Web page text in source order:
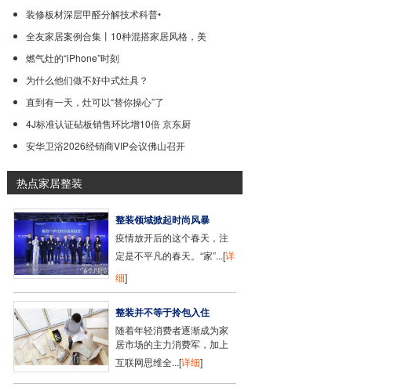
装修板材深层甲醛分解技术科普•
全友家居案例合集丨10种混搭家居风格，美
燃气灶的“iPhone”时刻
为什么他们做不好中式灶具？
直到有一天，灶可以“替你操心”了
4J标准认证砧板销售环比增10倍 京东厨
安华卫浴2026经销商VIP会议佛山召开
热点家居整装
整装领域掀起时尚风暴
疫情放开后的这个春天，注
定是不平凡的春天。“家”...[详
细]
整装并不等于拎包入住
随着年轻消费者逐渐成为家
居市场的主力消费军，加上
互联网思维全...[详细]